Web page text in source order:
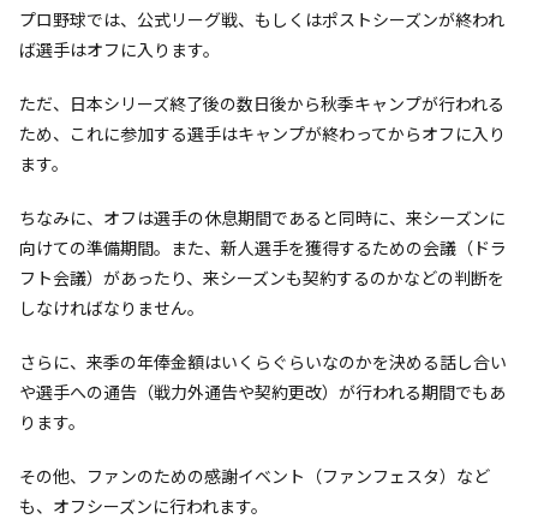
プロ野球では、公式リーグ戦、もしくはポストシーズンが終われ
ば選手はオフに入ります。
ただ、日本シリーズ終了後の数日後から秋季キャンプが行われる
ため、これに参加する選手はキャンプが終わってからオフに入り
ます。
ちなみに、オフは選手の休息期間であると同時に、来シーズンに
向けての準備期間。また、新人選手を獲得するための会議（ドラ
フト会議）があったり、来シーズンも契約するのかなどの判断を
しなければなりません。
さらに、来季の年俸金額はいくらぐらいなのかを決める話し合い
や選手への通告（戦力外通告や契約更改）が行われる期間でもあ
ります。
その他、ファンのための感謝イベント（ファンフェスタ）など
も、オフシーズンに行われます。